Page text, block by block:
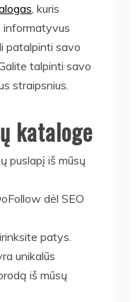
, kuris
informatyvus
patalpinti savo
talpinti savo
straipsnius.
kataloge
puslapį iš mūsų
dėl SEO
patys.
unikalūs
iš mūsų